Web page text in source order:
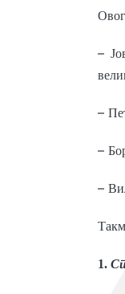
–
–
–
–
1.